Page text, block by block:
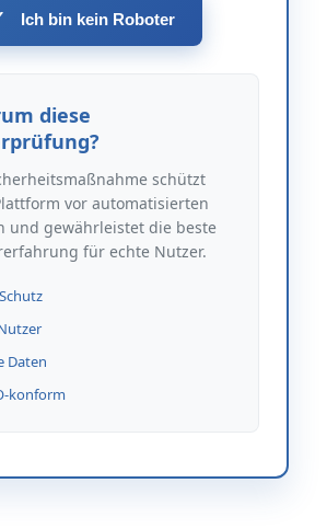
Ich bin kein Roboter
diese
schützt
vor automatisierten
und gewährleistet die beste
für echte Nutzer.
Daten
konform